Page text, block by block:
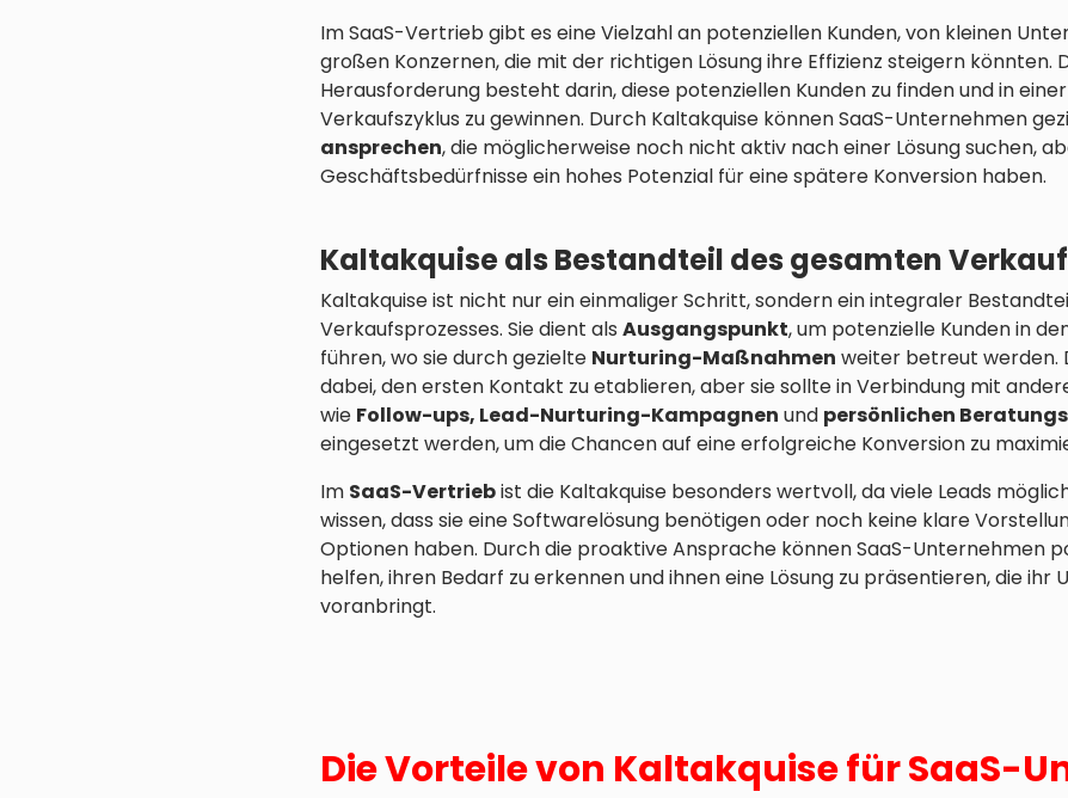
Im SaaS-Vertrieb gibt es eine Vielzahl an potenziellen Kunden, von kleinen
großen Konzernen, die mit der richtigen Lösung ihre Effizienz steigern könnten.
Herausforderung besteht darin, diese potenziellen Kunden zu finden und in
Verkaufszyklus zu gewinnen. Durch Kaltakquise können SaaS-Unternehmen
ansprechen, die möglicherweise noch nicht aktiv nach einer Lösung suchen,
Geschäftsbedürfnisse ein hohes Potenzial für eine spätere Konversion haben.
Kaltakquise als Bestandteil des gesamten
Kaltakquise ist nicht nur ein einmaliger Schritt, sondern ein integraler
Verkaufsprozesses. Sie dient als Ausgangspunkt, um potenzielle Kunden in
führen, wo sie durch gezielte Nurturing-Maßnahmen weiter betreut werden.
dabei, den ersten Kontakt zu etablieren, aber sie sollte in Verbindung mit
wie Follow-ups, Lead-Nurturing-Kampagnen und persönlichen
eingesetzt werden, um die Chancen auf eine erfolgreiche Konversion zu
Im SaaS-Vertriebist die Kaltakquise besonders wertvoll, da viele Leads
wissen, dass sie eine Softwarelösung benötigen oder noch keine klare
Optionen haben. Durch die proaktive Ansprache können SaaS-Unternehmen
helfen, ihren Bedarf zu erkennen und ihnen eine Lösung zu präsentieren, die ihr
voranbringt.
Die Vorteile von Kaltakquise für SaaS-